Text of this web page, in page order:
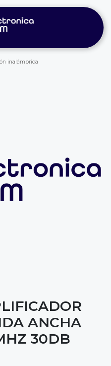
inalámbrica
ANCHA
30DB